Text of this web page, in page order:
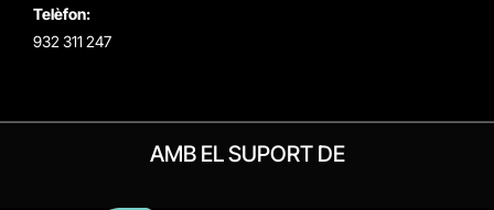
Telèfon:
932 311 247
AMB EL SUPORT DE